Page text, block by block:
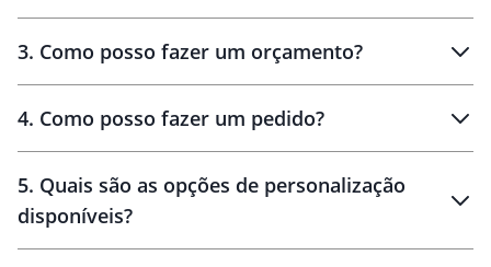
personalizados
3. Como posso fazer um orçamento?
brinde
personalização
4. Como posso fazer um pedido?
amostra virtual
5. Quais são as opções de personalização
disponíveis?